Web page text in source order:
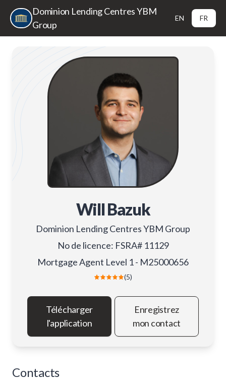
Dominion Lending Centres YBM
Group
EN FR
Will Bazuk
Dominion Lending Centres YBM Group
No de licence: FSRA# 11129
Mortgage Agent Level 1 - M25000656
(5)
Télécharger
l'application
Enregistrez
mon contact
Contacts